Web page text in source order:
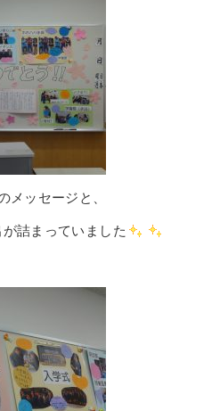
メッセージと、
詰まっていました